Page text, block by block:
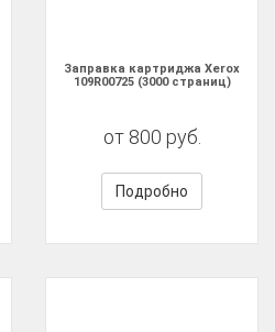
Заправка картриджа Xerox
109R00725 (3000 страниц)
от 800 руб.
Подробно